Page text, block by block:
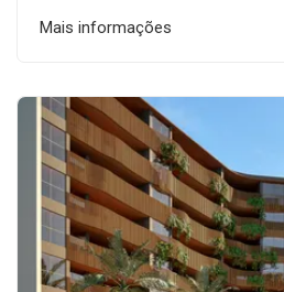
Mais informações